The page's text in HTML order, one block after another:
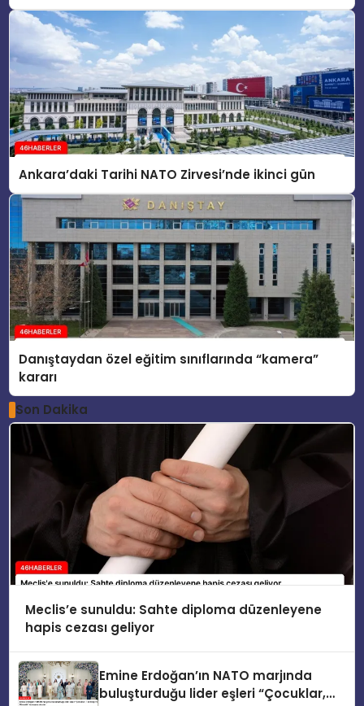
Ankara’daki Tarihi NATO Zirvesi’nde ikinci gün
Danıştaydan özel eğitim sınıflarında “kamera”
kararı
Son Dakika
Meclis’e sunuldu: Sahte diploma düzenleyene
hapis cezası geliyor
Emine Erdoğan’ın NATO marjında
buluşturduğu lider eşleri “Çocuklar,